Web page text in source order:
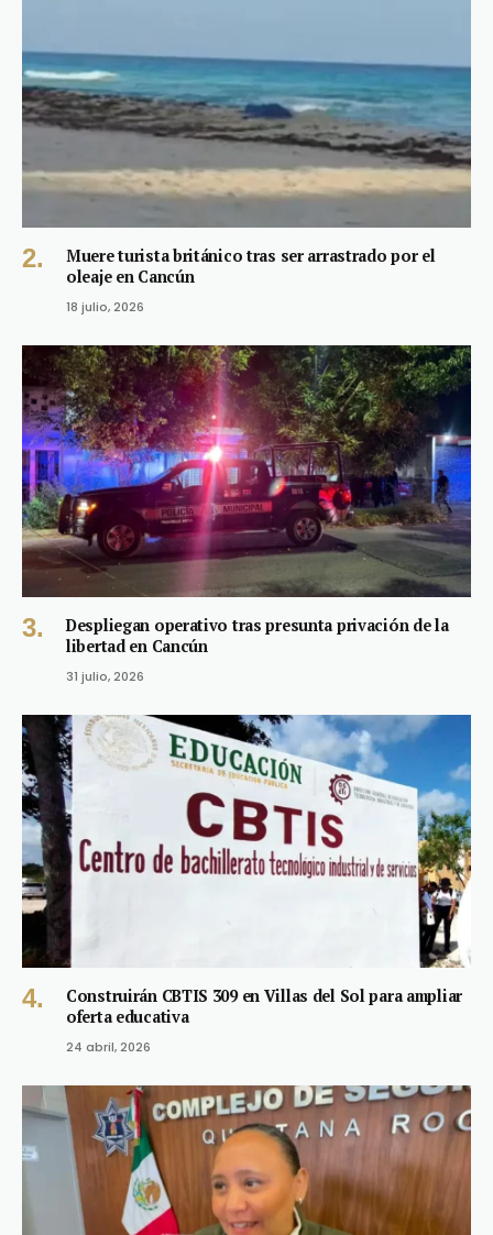
Muere turista británico tras ser arrastrado por el
oleaje en Cancún
18 julio, 2026
Despliegan operativo tras presunta privación de la
libertad en Cancún
31 julio, 2026
Construirán CBTIS 309 en Villas del Sol para ampliar
oferta educativa
24 abril, 2026